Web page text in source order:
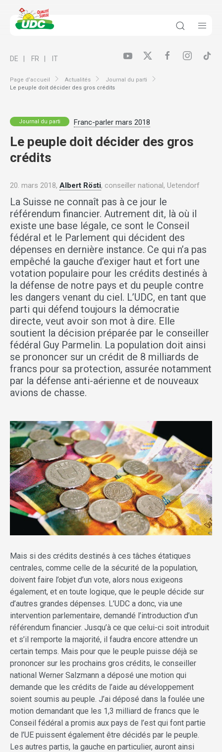
Page d’accueil Actualités
Journal du parti
Le peuple doit décider des gros crédits
DE FR IT
Journal du parti Franc-parler mars 2018
Le peuple doit décider des gros
crédits
20. mars 2018, Albert Rösti, conseiller national, Uetendorf
La Suisse ne connaît pas à ce jour le
référendum financier. Autrement dit, là où il
existe une base légale, ce sont le Conseil
fédéral et le Parlement qui décident des
dépenses en dernière instance. Ce qui n’a pas
empêché la gauche d’exiger haut et fort une
votation populaire pour les crédits destinés à
la défense de notre pays et du peuple contre
les dangers venant du ciel. L’UDC, en tant que
parti qui défend toujours la démocratie
directe, veut avoir son mot à dire. Elle
soutient la décision préparée par le conseiller
fédéral Guy Parmelin. La population doit ainsi
se prononcer sur un crédit de 8 milliards de
francs pour sa protection, assurée notamment
par la défense anti-aérienne et de nouveaux
avions de chasse.
Mais si des crédits destinés à ces tâches étatiques
centrales, comme celle de la sécurité de la population,
doivent faire l’objet d’un vote, alors nous exigeons
également, et en toute logique, que le peuple décide sur
d’autres grandes dépenses. L’UDC a donc, via une
intervention parlementaire, demandé l’introduction d’un
référendum financier. Jusqu’à ce que celui-ci soit introduit
et s’il remporte la majorité, il faudra encore attendre un
certain temps. Mais pour que le peuple puisse déjà se
prononcer sur les prochains gros crédits, le conseiller
national Werner Salzmann a déposé une motion qui
demande que les crédits de l’aide au développement
soient soumis au peuple. J’ai déposé dans la foulée une
motion demandant que les 1,3 milliard de francs que le
Conseil fédéral a promis aux pays de l’est qui font partie
de l’UE puissent également être décidés par le peuple.
Les autres partis, la gauche en particulier, auront ainsi